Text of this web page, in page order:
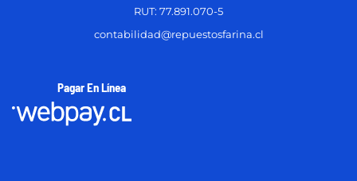
RUT: 77.891.070-5
contabilidad@repuestosfarina.cl
Pagar En Línea